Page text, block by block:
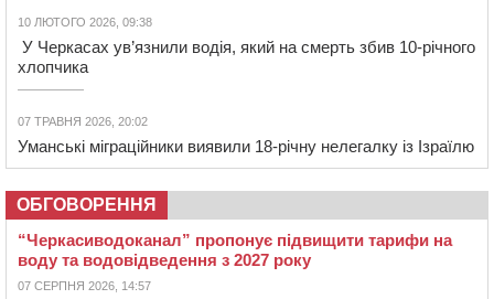
10 ЛЮТОГО 2026, 09:38
У Черкасах ув’язнили водія, який на смерть збив 10‐річного
хлопчика
07 ТРАВНЯ 2026, 20:02
Уманські міграційники виявили 18-річну нелегалку із Ізраїлю
ОБГОВОРЕННЯ
“Черкасиводоканал” пропонує підвищити тарифи на
воду та водовідведення з 2027 року
07 СЕРПНЯ 2026, 14:57